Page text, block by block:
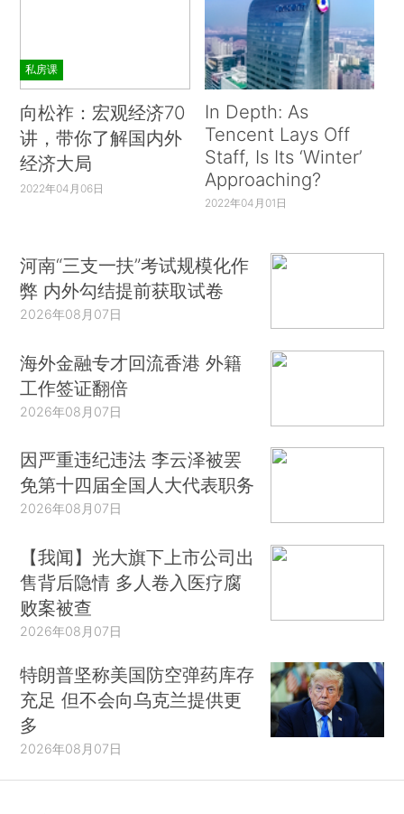
私房课
向松祚：宏观经济70
讲，带你了解国内外
经济大局
2022年04月06日
In Depth: As
Tencent Lays Off
Staff, Is Its ‘Winter’
Approaching?
2022年04月01日
河南“三支一扶”考试规模化作
弊 内外勾结提前获取试卷
2026年08月07日
海外金融专才回流香港 外籍
工作签证翻倍
2026年08月07日
因严重违纪违法 李云泽被罢
免第十四届全国人大代表职务
2026年08月07日
【我闻】光大旗下上市公司出
售背后隐情 多人卷入医疗腐
败案被查
2026年08月07日
特朗普坚称美国防空弹药库存
充足 但不会向乌克兰提供更
多
2026年08月07日